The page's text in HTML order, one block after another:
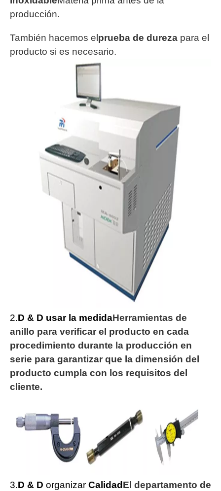
producción.
También hacemos el prueba de dureza para el
producto si es necesario.
2.D & D usar la medidaHerramientas de
anillo para verificar el producto en cada
procedimiento durante la producción en
serie para garantizar que la dimensión del
producto cumpla con los requisitos del
cliente.
3.D & D organizar Calidad El departamento de